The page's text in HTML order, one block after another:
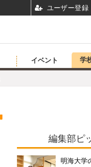
イベント 学
編集部ピ
明海大学
ユーザー登録